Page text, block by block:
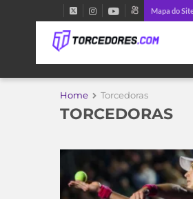
Mapa do
Home Torcedoras
TORCEDORAS